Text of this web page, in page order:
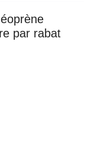
par rabat